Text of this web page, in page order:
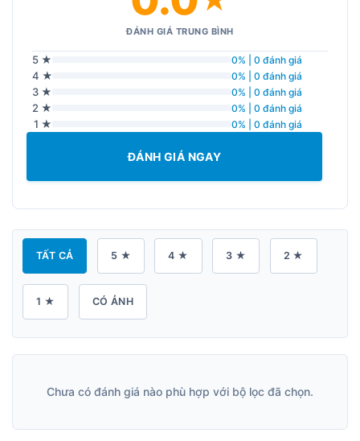
ĐÁNH GIÁ TRUNG BÌNH
5 ★ 0% | 0 đánh giá
4 ★ 0% | 0 đánh giá
3 ★ 0% | 0 đánh giá
2 ★ 0% | 0 đánh giá
1 ★ 0% | 0 đánh giá
ĐÁNH GIÁ NGAY
TẤT CẢ 5 ★ 4 ★ 3 ★ 2 ★
1 ★ CÓ ẢNH
Chưa có đánh giá nào phù hợp với bộ lọc đã chọn.